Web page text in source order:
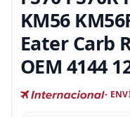
KM56
Eater Carb
OEM 4144
-